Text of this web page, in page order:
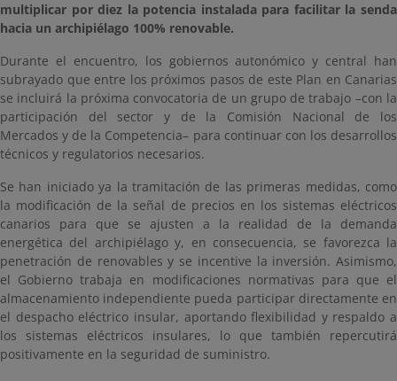
multiplicar por diez la potencia instalada para facilitar la senda
hacia un archipiélago 100% renovable.
Durante el encuentro, los gobiernos autonómico y central han
subrayado que entre los próximos pasos de este Plan en Canarias
se incluirá la próxima convocatoria de un grupo de trabajo –con la
participación del sector y de la Comisión Nacional de los
Mercados y de la Competencia– para continuar con los desarrollos
técnicos y regulatorios necesarios.
Se han iniciado ya la tramitación de las primeras medidas, como
la modificación de la señal de precios en los sistemas eléctricos
canarios para que se ajusten a la realidad de la demanda
energética del archipiélago y, en consecuencia, se favorezca la
penetración de renovables y se incentive la inversión. Asimismo,
el Gobierno trabaja en modificaciones normativas para que el
almacenamiento independiente pueda participar directamente en
el despacho eléctrico insular, aportando flexibilidad y respaldo a
los sistemas eléctricos insulares, lo que también repercutirá
positivamente en la seguridad de suministro.